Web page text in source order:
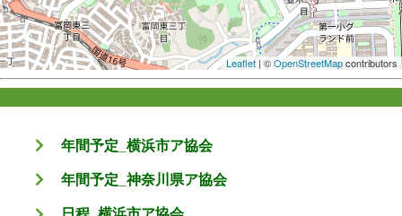
Leaflet | ©OpenStreetMapcontributors
年間予定_横浜市ア協会
年間予定_神奈川県ア協会